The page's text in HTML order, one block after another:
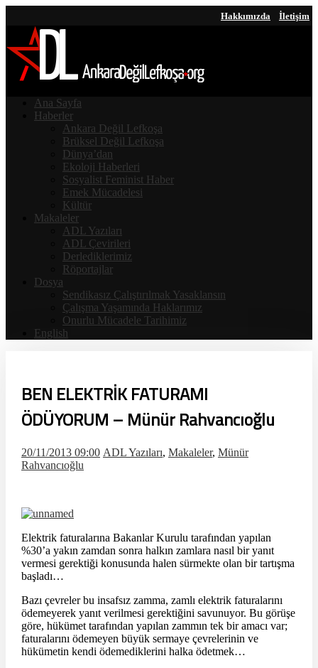
Hakkımızda İletişim
Ana Sayfa
Haberler
Ankara Değil Lefkoşa
Brüksel Değil Lefkoşa
Dünya’dan
Ekoloji Haberleri
Sosyalist Feminist Haber
Emek Mücadelesi
Kültür
Makaleler
ADL Yazıları
ADL Çevirileri
Derlediklerimiz
Röportajlar
Dosya
Sendikasız Çalıştırılmak Yasaklansın
Çalışma Yaşamında Haklarımız
Onurlu Mücadele Tarihimiz
English
BEN ELEKTRİK FATURAMI
ÖDÜYORUM – Münür Rahvancıoğlu
20/11/2013 09:00 ADL Yazıları, Makaleler, Münür
Rahvancıoğlu
Elektrik faturalarına Bakanlar Kurulu tarafından yapılan
%30’a yakın zamdan sonra halkın zamlara nasıl bir yanıt
vermesi gerektiği konusunda halen sürmekte olan bir tartışma
başladı…
Bazı çevreler bu insafsız zamma, zamlı elektrik faturalarını
ödemeyerek yanıt verilmesi gerektiğini savunuyor. Bu görüşe
göre, hükümet tarafından yapılan zammın tek bir amacı var;
faturalarını ödemeyen büyük sermaye çevrelerinin ve
hükümetin kendi ödemediklerini halka ödetmek…